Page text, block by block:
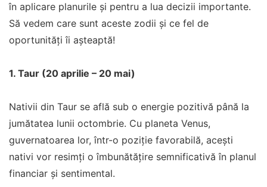
în aplicare planurile și pentru a lua decizii importante.
Să vedem care sunt aceste zodii și ce fel de
oportunități îi așteaptă!
1. Taur (20 aprilie – 20 mai)
Nativii din Taur se află sub o energie pozitivă până la
jumătatea lunii octombrie. Cu planeta Venus,
guvernatoarea lor, într-o poziție favorabilă, acești
nativi vor resimți o îmbunătățire semnificativă în planul
financiar și sentimental.